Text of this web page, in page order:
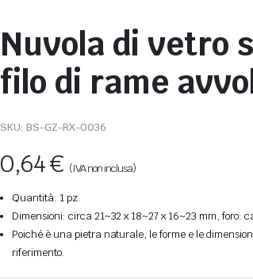
Nuvola di vetro
filo di rame
SKU: BS-GZ-RX-0036
0,64€ (IVA non inclusa)
Quantità: 1 pz.
Dimensioni: circa 21~32 x 18~27 x 16~23 mm, foro:
Poiché è una pietra naturale, le forme e le
riferimento.